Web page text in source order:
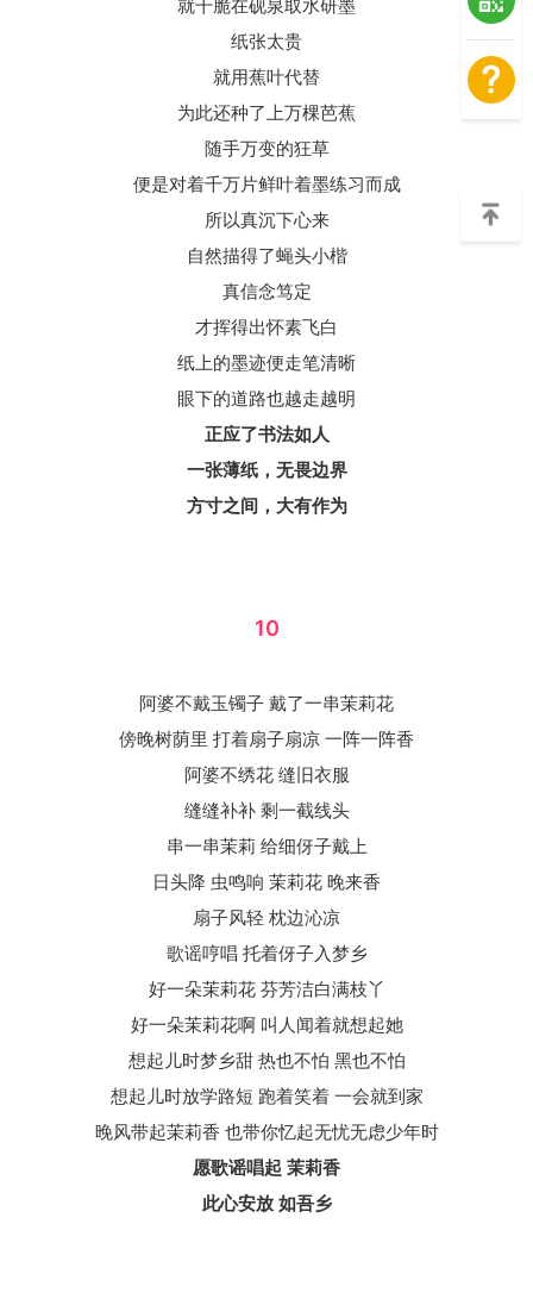
就干脆在砚泉取水研墨
纸张太贵
就用蕉叶代替
为此还种了上万棵芭蕉
随手万变的狂草
便是对着千万片鲜叶着墨练习而成
所以真沉下心来
自然描得了蝇头小楷
真信念笃定
才挥得出怀素飞白
纸上的墨迹便走笔清晰
眼下的道路也越走越明
正应了书法如人
一张薄纸，无畏边界
方寸之间，大有作为
10
阿婆不戴玉镯子 戴了一串茉莉花
傍晚树荫里 打着扇子扇凉 一阵一阵香
阿婆不绣花 缝旧衣服
缝缝补补 剩一截线头
串一串茉莉 给细伢子戴上
日头降 虫鸣响 茉莉花 晚来香
扇子风轻 枕边沁凉
歌谣哼唱 托着伢子入梦乡
好一朵茉莉花 芬芳洁白满枝丫
好一朵茉莉花啊 叫人闻着就想起她
想起儿时梦乡甜 热也不怕 黑也不怕
想起儿时放学路短 跑着笑着 一会就到家
晚风带起茉莉香 也带你忆起无忧无虑少年时
愿歌谣唱起 茉莉香
此心安放 如吾乡